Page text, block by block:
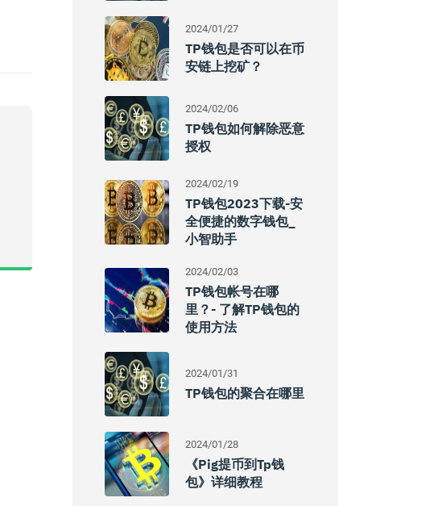
2024/01/27
TP钱包是否可以在币
安链上挖矿？
2024/02/06
TP钱包如何解除恶意
授权
2024/02/19
TP钱包2023下载-安
全便捷的数字钱包_
小智助手
2024/02/03
TP钱包帐号在哪
里？- 了解TP钱包的
使用方法
2024/01/31
TP钱包的聚合在哪里
2024/01/28
《pig提币到tp钱
包》详细教程